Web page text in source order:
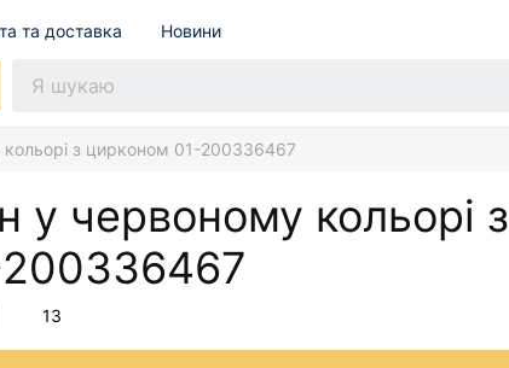
та доставка Новини
з цирконом 01-200336467
у червоному кольорі з
13